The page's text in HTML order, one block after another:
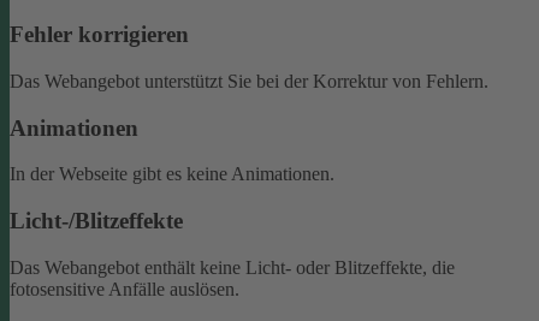
Fehler korrigieren
Das Webangebot unterstützt Sie bei der Korrektur von Fehlern.
Animationen
In der Webseite gibt es keine Animationen.
Licht-/Blitzeffekte
Das Webangebot enthält keine Licht- oder Blitzeffekte, die
fotosensitive Anfälle auslösen.